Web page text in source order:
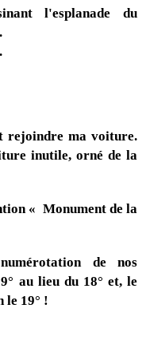
l'esplanade du
rejoindre ma voiture.
inutile, orné de la
« Monument de la
de nos
au lieu du 18° et, le
le 19° !